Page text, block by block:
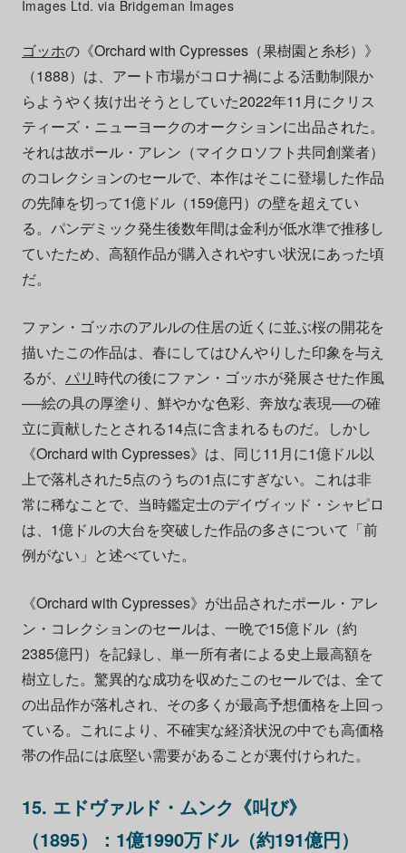
Images Ltd. via Bridgeman Images
ゴッホの《Orchard with Cypresses（果樹園と糸杉）》
（1888）は、アート市場がコロナ禍による活動制限か
らようやく抜け出そうとしていた2022年11月にクリス
ティーズ・ニューヨークのオークションに出品された。
それは故ポール・アレン（マイクロソフト共同創業者）
のコレクションのセールで、本作はそこに登場した作品
の先陣を切って1億ドル（159億円）の壁を超えてい
る。パンデミック発生後数年間は金利が低水準で推移し
ていたため、高額作品が購入されやすい状況にあった頃
だ。
ファン・ゴッホのアルルの住居の近くに並ぶ桜の開花を
描いたこの作品は、春にしてはひんやりした印象を与え
るが、 パリ 時代の後にファン・ゴッホが発展させた作風
──絵の具の厚塗り、鮮やかな色彩、奔放な表現──の確
立に貢献したとされる14点に含まれるものだ。しかし
《Orchard with Cypresses》は、同じ11月に1億ドル以
上で落札された5点のうちの1点にすぎない。これは非
常に稀なことで、当時鑑定士のデイヴィッド・シャピロ
は、1億ドルの大台を突破した作品の多さについて「前
例がない」と述べていた。
《Orchard with Cypresses》が出品されたポール・アレ
ン・コレクションのセールは、一晩で15億ドル（約
2385億円）を記録し、単一所有者による史上最高額を
樹立した。驚異的な成功を収めたこのセールでは、全て
の出品作が落札され、その多くが最高予想価格を上回っ
ている。これにより、不確実な経済状況の中でも高価格
帯の作品には底堅い需要があることが裏付けられた。
15. エドヴァルド・ムンク《叫び》
（1895）：1億1990万ドル（約191億円）